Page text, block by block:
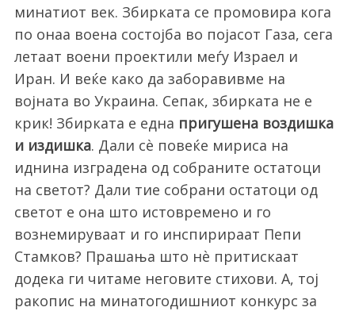
минатиот век. Збирката се промовира кога
по онаа воена состојба во појасот Газа, сега
летаат воени проектили меѓу Израел и
Иран. И веќе како да заборавивме на
војната во Украина. Сепак, збирката не е
крик! Збирката е една пригушена воздишка
и издишка. Дали сѐ повеќе мириса на
иднина изградена од собраните остатоци
на светот? Дали тие собрани остатоци од
светот е она што истовремено и го
вознемируваат и го инспирираат Пепи
Стамков? Прашања што нѐ притискаат
додека ги читаме неговите стихови. А, тој
ракопис на минатогодишниот конкурс за